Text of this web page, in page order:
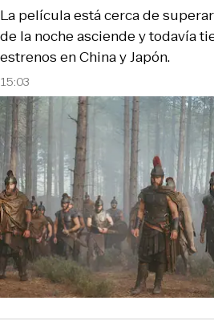
15:03
La película está cerca de
de la noche asciende y todavía
estrenos en China y Japón.